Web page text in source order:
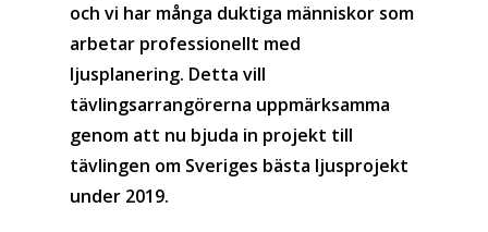
och vi har många duktiga människor som
arbetar professionellt med
ljusplanering. Detta vill
tävlingsarrangörerna uppmärksamma
genom att nu bjuda in projekt till
tävlingen om Sveriges bästa ljusprojekt
under 2019.